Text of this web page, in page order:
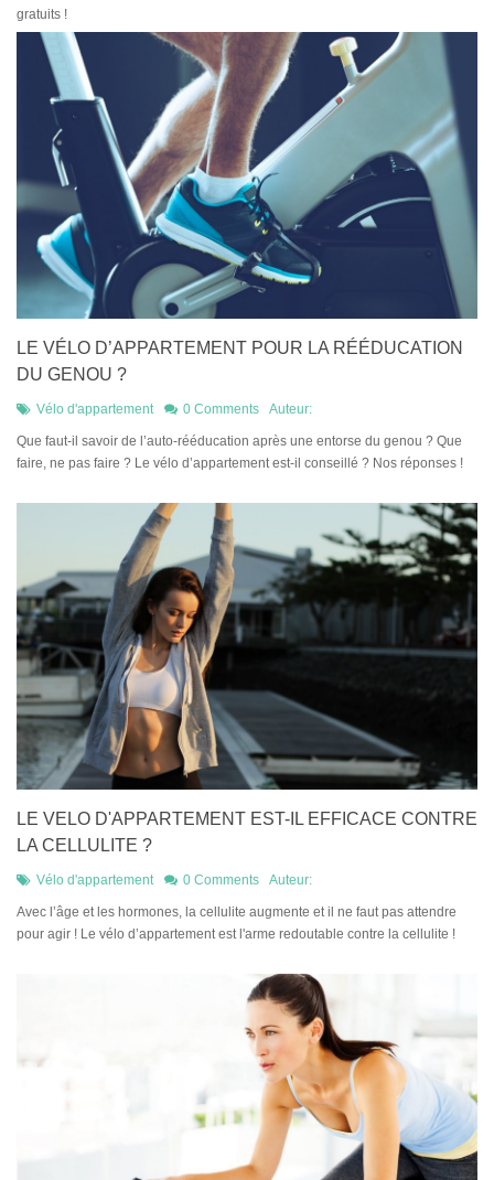
gratuits !
LE VÉLO D’APPARTEMENT POUR LA RÉÉDUCATION
DU GENOU ?
Vélo d'appartement 0 Comments Auteur:
​Que faut-il savoir de l’auto-rééducation après une entorse du genou ? Que
faire, ne pas faire ? Le vélo d’appartement est-il conseillé ? Nos réponses !
LE VELO D'APPARTEMENT EST-IL EFFICACE CONTRE
LA CELLULITE ?
Vélo d'appartement 0 Comments Auteur:
Avec l’âge et les hormones, la cellulite augmente et il ne faut pas attendre
pour agir ! Le vélo d’appartement est l'arme redoutable contre la cellulite !